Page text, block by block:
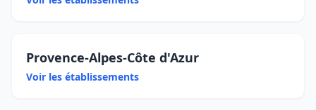
Provence-Alpes-Côte d'Azur
Voir les établissements